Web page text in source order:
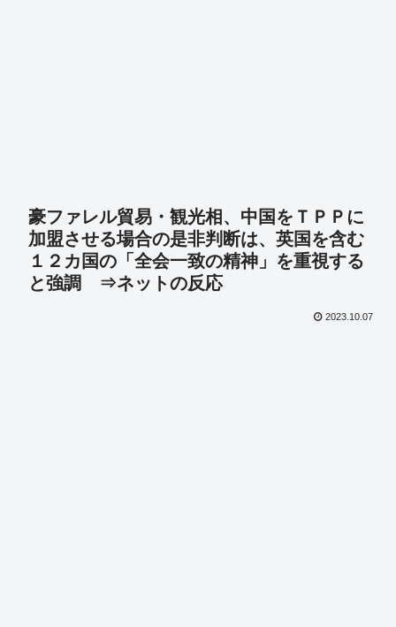
豪ファレル貿易・観光相、中国をＴＰＰに
加盟させる場合の是非判断は、英国を含む
１２カ国の「全会一致の精神」を重視する
と強調 ⇒ネットの反応
2023.10.07